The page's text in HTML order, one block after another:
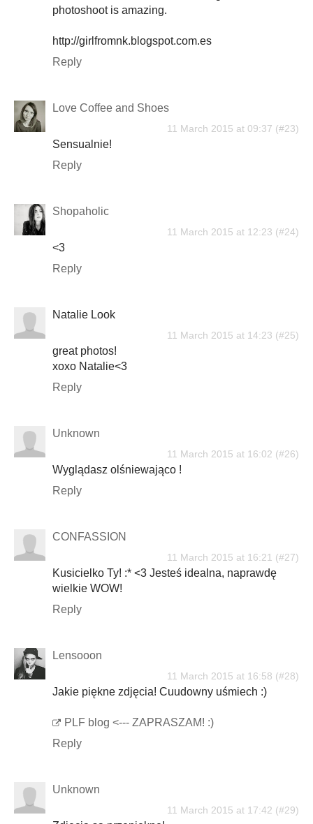
photoshoot is amazing.
http://girlfromnk.blogspot.com.es
Reply
Love Coffee and Shoes
11 March 2015 at 09:37
Sensualnie!
Reply
Shopaholic
11 March 2015 at 12:23
<3
Reply
Natalie Look
11 March 2015 at 14:23
great photos!
xoxo Natalie<3
Reply
Unknown
11 March 2015 at 16:02
Wyglądasz olśniewająco !
Reply
CONFASSION
11 March 2015 at 16:21
Kusicielko Ty! :* <3 Jesteś idealna, naprawdę
wielkie WOW!
Reply
Lensooon
11 March 2015 at 16:58
Jakie piękne zdjęcia! Cuudowny uśmiech :)
PLF blog <--- ZAPRASZAM! :)
Reply
Unknown
11 March 2015 at 17:42